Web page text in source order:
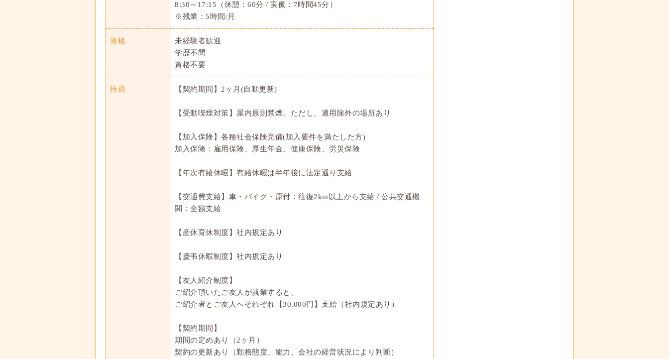
8:30～17:15（休憩：60分 / 実働：7時間45分）
※残業：5時間/月
資格
未経験者歓迎
学歴不問
資格不要
待遇 【契約期間】2ヶ月(自動更新)
【受動喫煙対策】屋内原則禁煙。ただし、適用除外の場所あり
【加入保険】各種社会保険完備(加入要件を満たした方)
加入保険：雇用保険、厚生年金、健康保険、労災保険
【年次有給休暇】有給休暇は半年後に法定通り支給
【交通費支給】車・バイク・原付：往復2km以上から支給 / 公共交通機
関：全額支給
【産休育休制度】社内規定あり
【慶弔休暇制度】社内規定あり
【友人紹介制度】
ご紹介頂いたご友人が就業すると、
ご紹介者とご友人へそれぞれ【30,000円】支給（社内規定あり）
【契約期間】
期間の定めあり（2ヶ月）
契約の更新あり（勤務態度、能力、会社の経営状況により判断）